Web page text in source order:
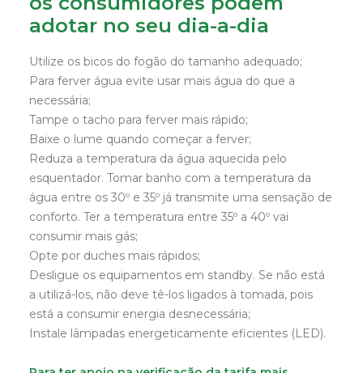
adotar no seu dia-a-dia
Utilize os bicos do fogão do tamanho adequado;
Para ferver água evite usar mais água do que a
necessária;
Tampe o tacho para ferver mais rápido;
Baixe o lume quando começar a ferver;
Reduza a temperatura da água aquecida pelo
esquentador. Tomar banho com a temperatura da
água entre os 30º e 35º já transmite uma sensação de
conforto. Ter a temperatura entre 35º a 40º vai
consumir mais gás;
Opte por duches mais rápidos;
Desligue os equipamentos em standby. Se não está
a utilizá-los, não deve tê-los ligados à tomada, pois
está a consumir energia desnecessária;
Instale lâmpadas energeticamente eficientes (LED).